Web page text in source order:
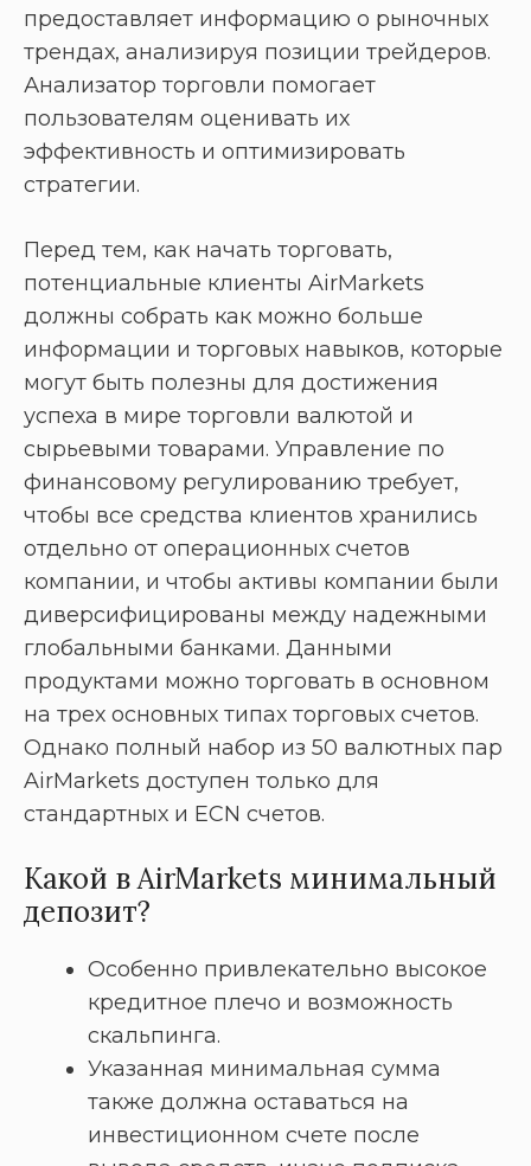
предоставляет информацию о рыночных
трендах, анализируя позиции трейдеров.
Анализатор торговли помогает
пользователям оценивать их
эффективность и оптимизировать
стратегии.
Перед тем, как начать торговать,
потенциальные клиенты AirMarkets
должны собрать как можно больше
информации и торговых навыков, которые
могут быть полезны для достижения
успеха в мире торговли валютой и
сырьевыми товарами. Управление по
финансовому регулированию требует,
чтобы все средства клиентов хранились
отдельно от операционных счетов
компании, и чтобы активы компании были
диверсифицированы между надежными
глобальными банками. Данными
продуктами можно торговать в основном
на трех основных типах торговых счетов.
Однако полный набор из 50 валютных пар
AirMarkets доступен только для
стандартных и ECN счетов.
Какой в AirMarkets минимальный
депозит?
Особенно привлекательно высокое
кредитное плечо и возможность
скальпинга.
Указанная минимальная сумма
также должна оставаться на
инвестиционном счете после